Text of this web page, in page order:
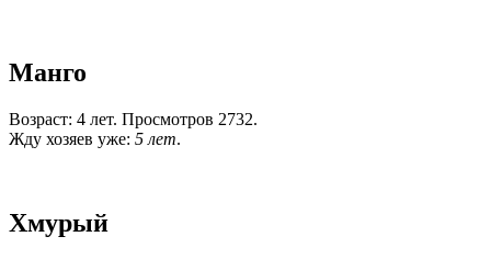
Манго
Возраст: 4 лет. Просмотров 2732.
Жду хозяев уже: 5 лет.
Хмурый